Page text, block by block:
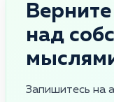
над
Запишитесь на